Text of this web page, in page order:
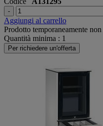
-
Aggiungi al carrello
Prodotto temporaneamente
Quantità minima : 1
Per richiedere un'offerta